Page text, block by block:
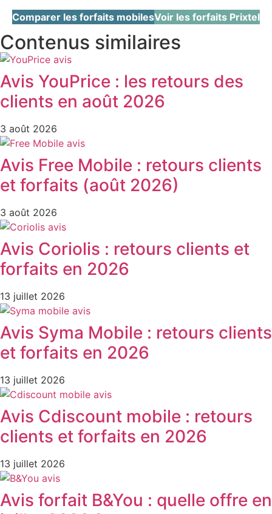
Comparer les forfaits mobilesVoir les forfaits Prixtel
Contenus similaires
Avis YouPrice : les retours des
clients en août 2026
3 août 2026
Avis Free Mobile : retours clients
et forfaits (août 2026)
3 août 2026
Avis Coriolis : retours clients et
forfaits en 2026
13 juillet 2026
Avis Syma Mobile : retours clients
et forfaits en 2026
13 juillet 2026
Avis Cdiscount mobile : retours
clients et forfaits en 2026
13 juillet 2026
Avis forfait B&You : quelle offre en